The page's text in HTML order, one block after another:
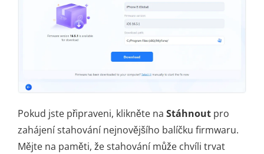
Pokud jste připraveni, klikněte na Stáhnout pro
zahájení stahování nejnovějšího balíčku firmwaru.
Mějte na paměti, že stahování může chvíli trvat